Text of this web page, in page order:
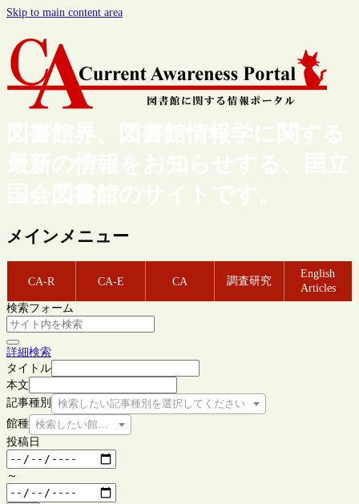
Skip to main content area
図書館界、図書館情報学に関する
最新の情報をお知らせする、国立
国会図書館のサイトです。
メインメニュー
CA-R CA-E CA 調査研究
English
Articles
検索フォーム
詳細検索
タイトル
本文
記事種別
検索したい記事種別を選択してください
館種 検索したい館種を選択してください
投稿日
～